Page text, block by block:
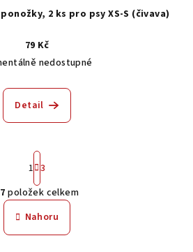
2 ks pro psy XS-S (čivava)
79 Kč
nedostupné
Detail
O
v
l
S
t
r
á
n
k
o
1 3
položek celkem
Nahoru